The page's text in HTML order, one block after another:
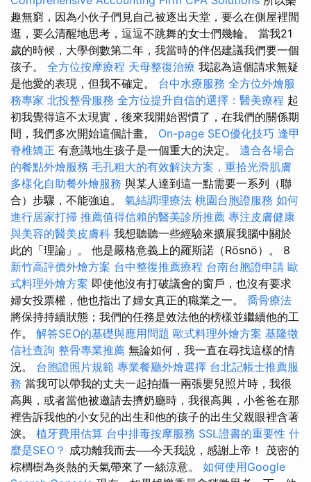
趣無窮，因為小伙子們見自己被逐出天堂，要么在側屋裡閒
逛，要么清醒地思考，逗逗不跳舞的女士們幾輪。 當我21
歲的時候，大學倒數第二年，我當時的伴侶建議我們要一個
孩子。 全方位按摩療程 天母整復治療 我認為這個請求無疑
是他愛的表現，但我不確定。 台中水療服務 全方位外燴服
務專家 北投整骨服務 全方位提升自信的選擇：醫美療程 起
初我覺得這不太現實，後來我開始習慣了，在我們的關係期
間，我們多次開始這個計畫。 On-page SEO優化技巧 逢甲
脊椎矯正 有意識地生孩子是一個重大的決定。 適合各場合
的餐點外燴服務 毛孔粗大的有效解決方案，重拾光滑肌膚
多樣化自助餐外燴服務 與某人達到這一點需要一系列（聯
合）步驟，不能強迫。 氣結調理療法 桃園台胞證服務 如何
進行居家打掃 推薦值得信賴的醫美診所推薦 專注皮膚健康
與美容的醫美皮膚科 我想聽聽一些經驗來擴展我腦中關於
此的「理論」。 他是嚴格意義上的羅斯諾（Rösnö）。 8
新竹高評價外燴方案 台中整復推薦療程 台南台胞證申請 歐
式料理外燴方案 即使他沒有打破議會的窗戶，也沒有要求
婦女投票權，他也指出了婦女真正的職業之一。 喬骨療法
將保持持續狀態；我們的任務是效法他的榜樣並繼續他的工
作。 解答SEO的基礎與應用問題 歐式料理外燴方案 基隆徵
信社查詢 整骨專業推薦 無論如何，我一直在尋找這樣的情
況。 台胞證照片規範 專業餐廳外燴選擇 台北記帳士推薦服
務 當我可以帶我的丈夫一起拍攝一兩張嬰兒照片時，我很
高興，或者當他被邀請去擠奶廳時，我很高興，小爸爸在那
裡告訴我他的小女兒的出生和他的孩子的出生父親眼裡含著
淚。 植牙費用估算 台中排毒按摩服務 SSL證書的重要性 什
麼是SEO？ 成功離我而去──今天我說，感謝上帝！ 茂密的
棕櫚樹為炎熱的天氣帶來了一絲涼意。 如何使用Google